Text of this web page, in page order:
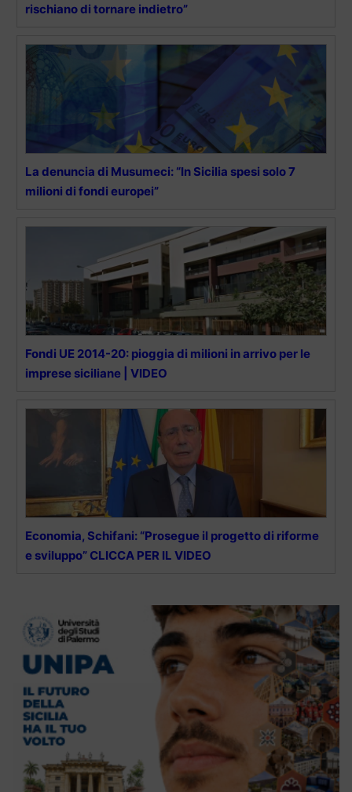
rischiano di tornare indietro”
La denuncia di Musumeci: “In Sicilia spesi solo 7
milioni di fondi europei”
Fondi UE 2014-20: pioggia di milioni in arrivo per le
imprese siciliane | VIDEO
Economia, Schifani: “Prosegue il progetto di riforme
e sviluppo” CLICCA PER IL VIDEO